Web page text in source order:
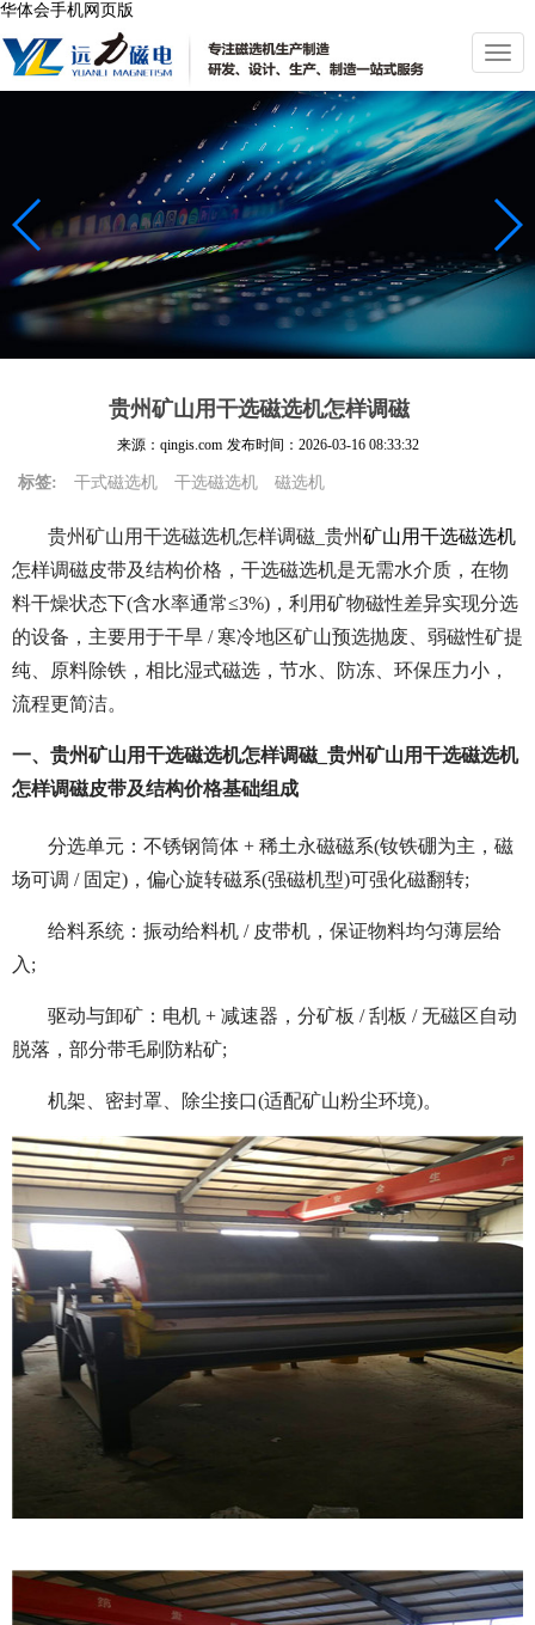
华体会手机网页版
切
换
导
航
贵州矿山用干选磁选机怎样调磁
来源：qingis.com 发布时间： 2026-03-16 08:33:32
标签: 干式磁选机 干选磁选机 磁选机
贵州矿山用干选磁选机怎样调磁_贵州矿山用干选磁选机
怎样调磁皮带及结构价格，干选磁选机是无需水介质，在物
料干燥状态下(含水率通常≤3%)，利用矿物磁性差异实现分选
的设备，主要用于干旱 / 寒冷地区矿山预选抛废、弱磁性矿提
纯、原料除铁，相比湿式磁选，节水、防冻、环保压力小，
流程更简洁。
一、贵州矿山用干选磁选机怎样调磁_贵州矿山用干选磁选机
怎样调磁皮带及结构价格基础组成
分选单元：不锈钢筒体 + 稀土永磁磁系(钕铁硼为主，磁
场可调 / 固定)，偏心旋转磁系(强磁机型)可强化磁翻转;
给料系统：振动给料机 / 皮带机，保证物料均匀薄层给
入;
驱动与卸矿：电机 + 减速器，分矿板 / 刮板 / 无磁区自动
脱落，部分带毛刷防粘矿;
机架、密封罩、除尘接口(适配矿山粉尘环境)。